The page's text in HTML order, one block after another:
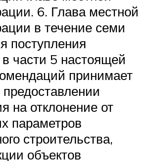
6. Глава местной
в течение семи
поступления
части 5 настоящей
принимает
на отклонение от
параметров
строительства,
объектов